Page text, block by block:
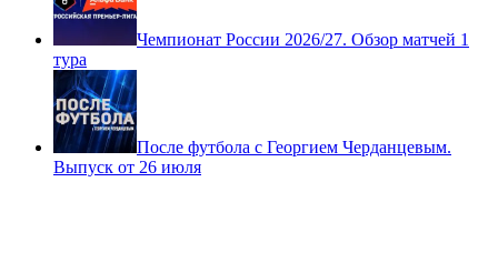
Чемпионат России 2026/27. Обзор матчей 1
тура
После футбола с Георгием Черданцевым.
Выпуск от 26 июля